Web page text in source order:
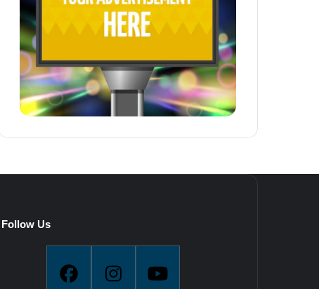
Follow Us